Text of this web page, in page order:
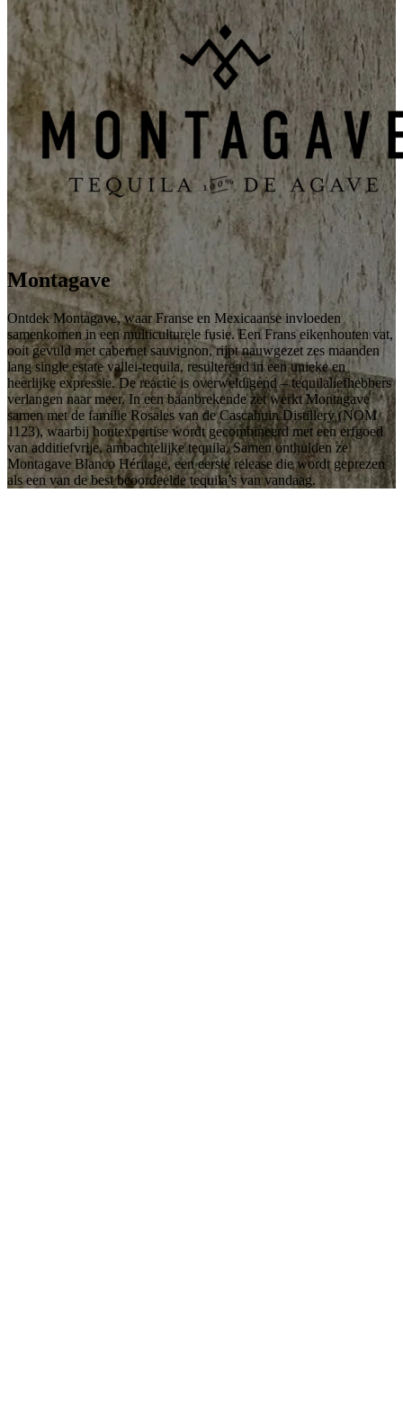
Montagave
Ontdek Montagave, waar Franse en Mexicaanse invloeden
samenkomen in een multiculturele fusie. Een Frans eikenhouten vat,
ooit gevuld met cabernet sauvignon, rijpt nauwgezet zes maanden
lang single estate vallei-tequila, resulterend in een unieke en
heerlijke expressie. De reactie is overweldigend – tequilaliefhebbers
verlangen naar meer. In een baanbrekende zet werkt Montagave
samen met de familie Rosales van de Cascahuin Distillery (NOM
1123), waarbij houtexpertise wordt gecombineerd met een erfgoed
van additiefvrije, ambachtelijke tequila. Samen onthulden ze
Montagave Blanco Héritage, een eerste release die wordt geprezen
als een van de best beoordeelde tequila’s van vandaag.